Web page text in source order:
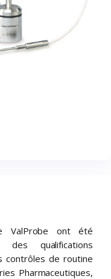
ValProbe ont été
qualifications
contrôles de routine
Pharmaceutiques,